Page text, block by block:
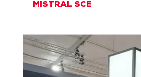
MISTRAL SCE